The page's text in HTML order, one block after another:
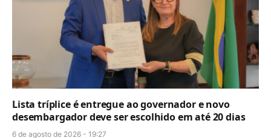
Lista tríplice é entregue ao governador e novo
desembargador deve ser escolhido em até 20 dias
6 de agosto de 2026 - 19:27